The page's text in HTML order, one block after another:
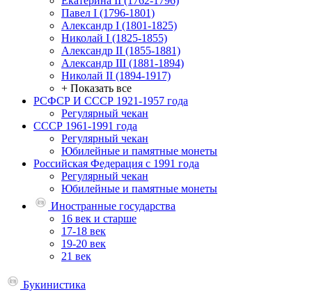
Павел I (1796-1801)
Александр I (1801-1825)
Николай I (1825-1855)
Александр II (1855-1881)
Александр III (1881-1894)
Николай II (1894-1917)
+ Показать все
РСФСР И СССР 1921-1957 года
Регулярный чекан
СССР 1961-1991 года
Регулярный чекан
Юбилейные и памятные монеты
Российская Федерация с 1991 года
Регулярный чекан
Юбилейные и памятные монеты
Иностранные государства
16 век и старше
17-18 век
19-20 век
21 век
Букинистика